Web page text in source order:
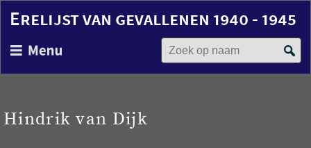
en
gaan
Erelijst van gevallenen 1940 - 1945
Zoek op naam
Hindrik van Dijk